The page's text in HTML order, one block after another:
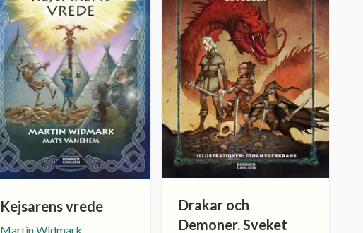
Kejsarens vrede
Martin Widmark
Drakar och
Demoner. Sveket